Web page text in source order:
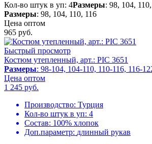
Кол-во штук в уп: 4Размеры: 98, 104,
Размеры: 98, 104, 110, 116
Цена оптом
965 руб.
Быстрый просмотр
Костюм утепленный, арт.: PIC 3651
Размеры: 98-104, 104-110, 110-116, 116-
Цена оптом
1 245 руб.
Производство: Турция
Кол-во штук в уп: 4
Состав: 100% хлопок
Доп.параметр: длинный рукав